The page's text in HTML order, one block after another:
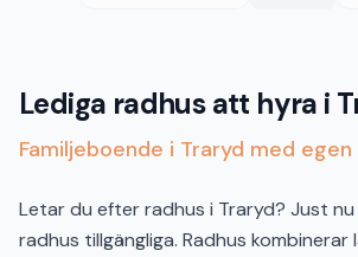
Lediga radhus att hyra i
Familjeboende i Traryd med
Letar du efter radhus i Traryd? Just nu
radhus tillgängliga. Radhus kombinerar